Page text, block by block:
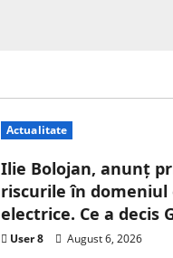
Actualitate
Ilie Bolojan, anunț
riscurile în domeniul
electrice. Ce a decis
User 8 August 6, 2026